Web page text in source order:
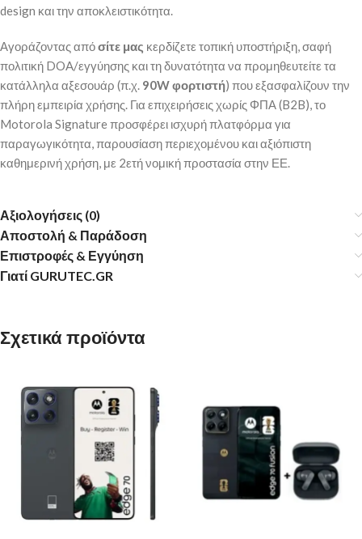
design και την αποκλειστικότητα.
Αγοράζοντας απόσίτε μας κερδίζετε τοπική υποστήριξη, σαφή
πολιτική DOA/εγγύησης και τη δυνατότητα να προμηθευτείτε τα
κατάλληλα αξεσουάρ (π.χ. 90W φορτιστή) που εξασφαλίζουν την
πλήρη εμπειρία χρήσης. Για επιχειρήσεις χωρίς ΦΠΑ (B2B), το
Motorola Signature προσφέρει ισχυρή πλατφόρμα για
παραγωγικότητα, παρουσίαση περιεχομένου και αξιόπιστη
καθημερινή χρήση, με 2ετή νομική προστασία στην ΕΕ.
Αξιολογήσεις (0)
Αποστολή & Παράδοση
Επιστροφές & Εγγύηση
Γιατί GURUTEC.GR
Σχετικά προϊόντα